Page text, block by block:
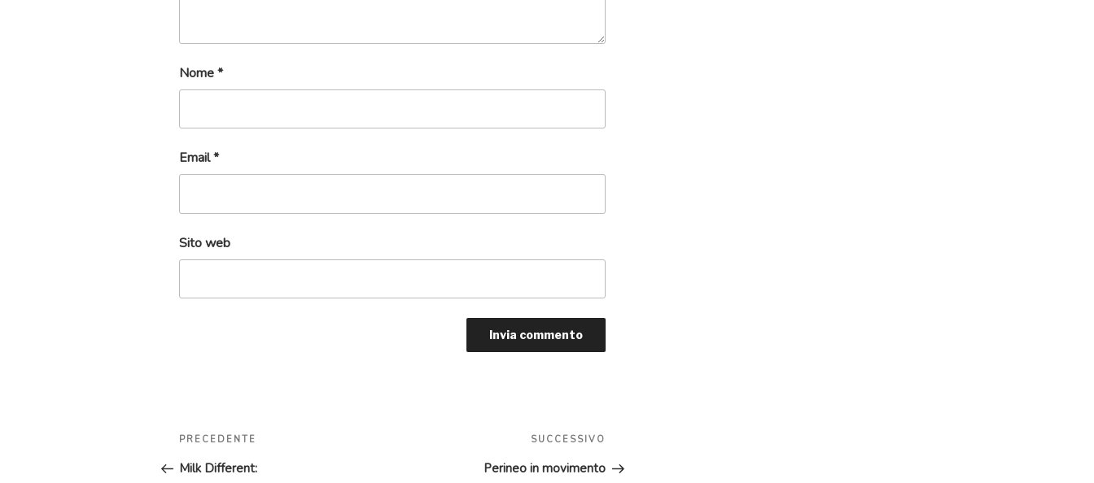
Nome*
Email*
Sito web
Navigazione
articoli
Articolo
precedente:
PRECEDENTE
Milk Different:
SUCCESSIVO
Perineo in movimento